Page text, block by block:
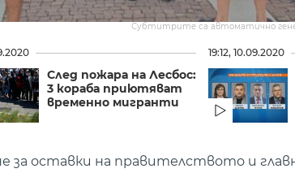
Субтитрите са автоматично
След пожара на Лесбос:
3 кораба приютяват
временно мигранти
19:12, 10.09.2020
за оставки на правителството и